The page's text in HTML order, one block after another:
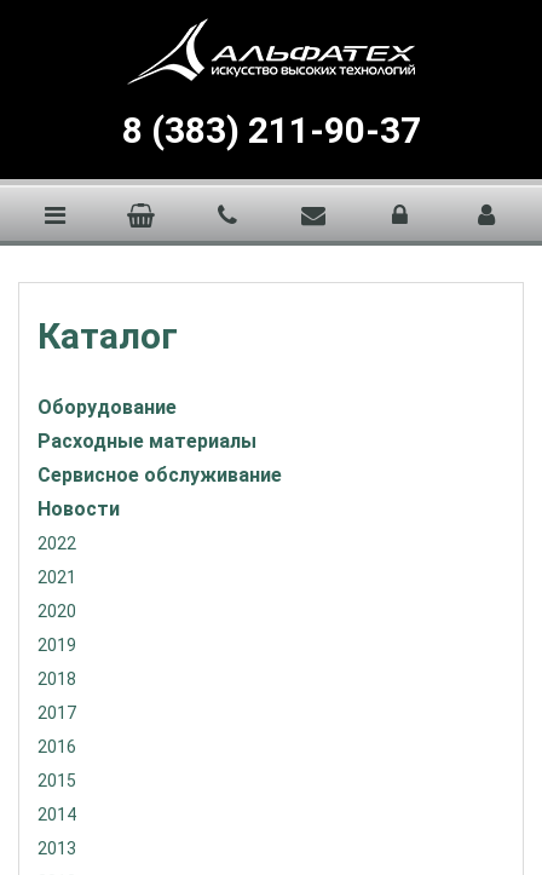
8 (383) 211-90-37
Каталог
Оборудование
Расходные материалы
Сервисное обслуживание
Новости
2022
2021
2020
2019
2018
2017
2016
2015
2014
2013